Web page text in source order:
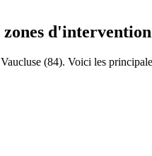
zones d'intervention
(84). Voici les